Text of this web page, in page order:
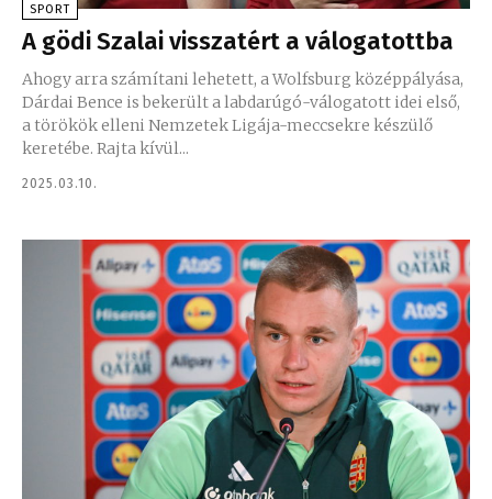
SPORT
A gödi Szalai visszatért a válogatottba
Ahogy arra számítani lehetett, a Wolfsburg középpályása,
Dárdai Bence is bekerült a labdarúgó-válogatott idei első,
a törökök elleni Nemzetek Ligája-meccsekre készülő
keretébe. Rajta kívül...
2025.03.10.